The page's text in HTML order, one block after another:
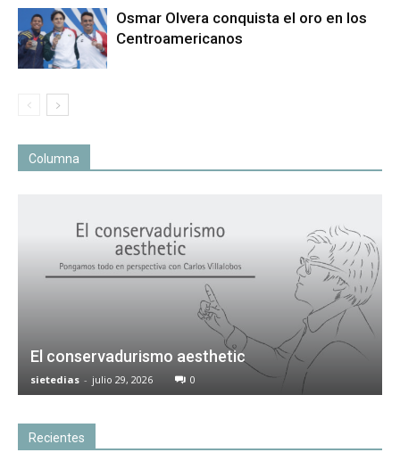
Osmar Olvera conquista el oro en los
Centroamericanos
Columna
El conservadurismo aesthetic
sietedias - julio 29, 2026 0
Recientes